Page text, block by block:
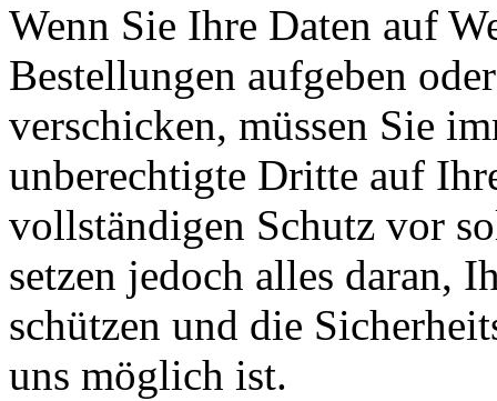
Wenn Sie Ihre Daten auf
Bestellungen aufgeben
verschicken, müssen Sie
unberechtigte Dritte auf
vollständigen Schutz vor
setzen jedoch alles daran,
schützen und die
uns möglich ist.